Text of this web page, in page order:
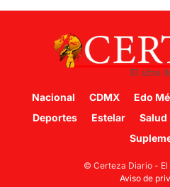
Nacional CDMX Edo
Deportes
Estelar Salud
© Certeza Diario - El
Aviso de